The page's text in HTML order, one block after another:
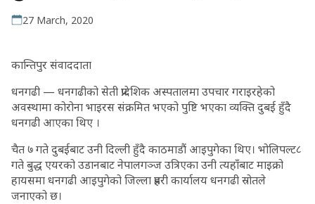
27 March, 2020
कान्तिपुर संवाददाता
धनगढी — धनगढीको सेती प्रादेशिक अस्पतालमा उपचार गराइरहेको
अवस्थामा कोरोना भाइरस संक्रमित भएको पुष्टि भएका व्यक्ति दुबई हुँदै
धनगढी आएका थिए ।
चैत ७ गते दुबईबाट उनी दिल्ली हुँदै काठमाडौं आइपुगेका थिए। भोलिपल्ट८
गते बुद्ध एयरको उडानबाट नेपालगञ्‍ज उत्रिएका उनी त्यहाँबाट माइक्रो
हायसमा धनगढी आइपुगेको जिल्ला प्रहरी कार्यालय धनगढी स्रोतले
जनाएको छ।